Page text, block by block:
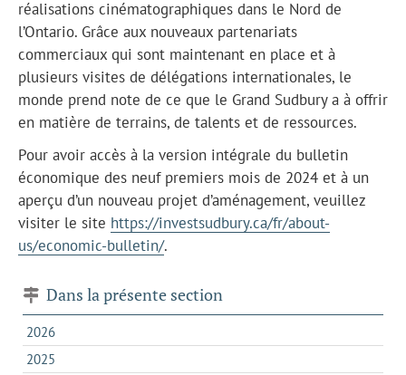
réalisations cinématographiques dans le Nord de
l’Ontario. Grâce aux nouveaux partenariats
commerciaux qui sont maintenant en place et à
plusieurs visites de délégations internationales, le
monde prend note de ce que le Grand Sudbury a à offrir
en matière de terrains, de talents et de ressources.
Pour avoir accès à la version intégrale du bulletin
économique des neuf premiers mois de 2024 et à un
aperçu d’un nouveau projet d’aménagement, veuillez
visiter le site https://investsudbury.ca/fr/about-
us/economic-bulletin/.
Dans la présente section
2026
2025